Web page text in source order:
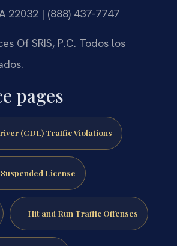
22032 | (888) 437-7747
Of SRIS, P.C. Todos los
pages
(CDL) Traffic Violations
License
Hit and Run Traffic Offenses